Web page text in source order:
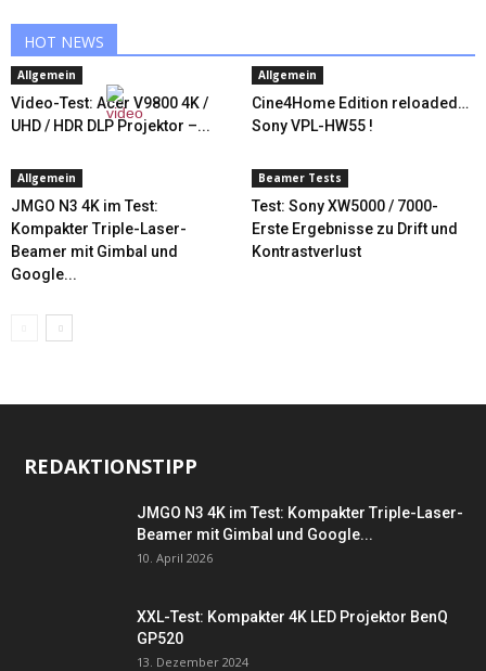
HOT NEWS
Allgemein
Video-Test: Acer V9800 4K /
UHD / HDR DLP Projektor –...
Allgemein
Cine4Home Edition reloaded…
Sony VPL-HW55 !
Allgemein
JMGO N3 4K im Test:
Kompakter Triple-Laser-
Beamer mit Gimbal und
Google...
Beamer Tests
Test: Sony XW5000 / 7000-
Erste Ergebnisse zu Drift und
Kontrastverlust
REDAKTIONSTIPP
JMGO N3 4K im Test: Kompakter Triple-Laser-
Beamer mit Gimbal und Google...
10. April 2026
XXL-Test: Kompakter 4K LED Projektor BenQ
GP520
13. Dezember 2024